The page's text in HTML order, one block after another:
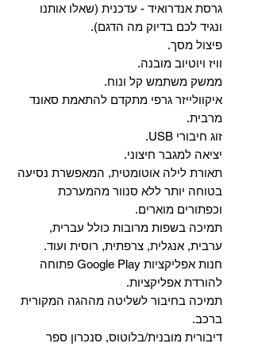
גרסת אנדרואיד - עדכנית (שאלו אותנו
ונגיד לכם בדיוק מה הדגם).
פיצול מסך.
וויז ויוטיוב מובנה.
ממשק משתמש קל ונוח.
איקוולייזר גרפי מתקדם להתאמת סאונד
מרבית.
זוג חיבורי USB.
יציאה למגבר חיצוני.
תאורת לילה אוטומטית, המאפשרת נסיעה
בטוחה יותר ללא סנוור מהמערכת
וכפתורים מוארים.
תמיכה בשפות מרובות כולל עברית,
ערבית, אנגלית, צרפתית, רוסית ועוד.
‏חנות אפליקציות Google Play פתוחה
להורדת אפליקציות.
‏תמיכה בחיבור לשליטה מההגה המקורית
ברכב.
‏דיבורית מובנית/בלוטוס, ‏סנכרון ספר